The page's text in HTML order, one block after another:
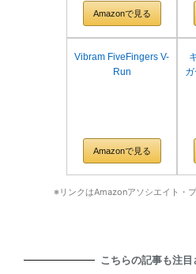
Amazonで見る
Vibram FiveFingers V-
Run
Amazonで見る
※リンクはAmazonアソシエイト・
こちらの記事も注